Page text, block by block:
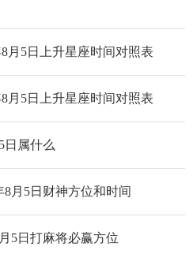
月5日上升星座时间对照表
月5日上升星座时间对照表
日属什么
月5日财神方位和时间
5日打麻将必赢方位